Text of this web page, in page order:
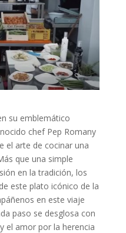
su emblemático
chef Pep Romany
el arte de cocinar una
que una simple
en la tradición, los
este plato icónico de la
en este viaje
paso se desglosa con
el amor por la herencia